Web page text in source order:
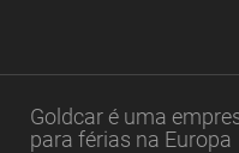
Goldcar é uma
para férias na Europa